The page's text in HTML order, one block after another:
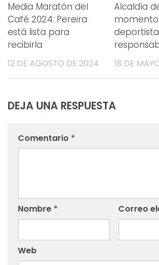
Media Maratón del
Café 2024: Pereira
está lista para
recibirla
12 DE AGOSTO DE 2024
Alcaldía
deportista
18 DE
DEJA UNA RESPUESTA
Comentario *
Nombre * Correo
Web